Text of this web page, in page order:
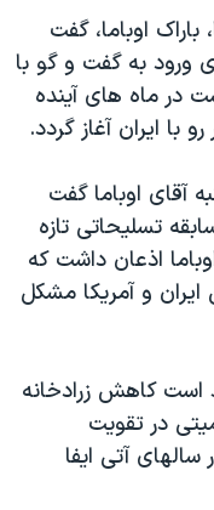
اوباما، گفت
ورود به گفت و گو با
در ماه های آينده
با ايران آغاز گردد.
آقای اوباما گفت
تسليحاتی تازه
اذعان داشت که
و آمريکا مشکل
است کاهش زرادخانه
در تقويت
آتی ايفا